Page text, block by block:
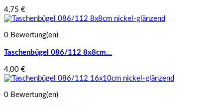
4,75 €
0 Bewertung(en)
Taschenbügel 086/112 8x8cm...
4,00 €
0 Bewertung(en)